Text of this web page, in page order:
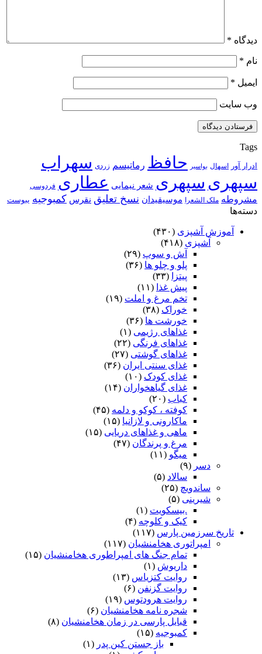
دیدگاه *
نام *
ایمیل *
وب‌ سایت
Tags
ادرار آور اسهال بواسیر حافظ رماتیسم زردی سهراب
سپهری سپهری شعر نیمایی عطاری فردوسی
مشروطه ملک الشعرا موسیقیدان نسخ تعلیق نقرس کمبوجیه یبوست
دسته‌ها
آموزش آشپزی (۴۳۰)
آشپزی (۴۱۸)
آش و سوپ (۲۹)
پلو و چلو ها (۳۶)
پیتزا
(۳۳)
پیش غذا (۱۱)
تخم مرغ و املت (۱۹)
خوراک (۳۸)
خورشت ها (۳۶)
غذاهای رژیمی (۱)
غذاهای فرنگی (۲۲)
غذاهای گوشتی (۲۷)
غذای سنتی ایران (۳۶)
غذای کودک (۱۰)
غذای گیاهخواران (۱۴)
کباب (۲۰)
کوفته ، کوکو و دلمه (۴۵)
ماکارونی و لازانیا (۱۵)
ماهی و غذاهای دریایی (۱۵)
مرغ و پرندگان (۴۷)
میگو (۱۱)
دسر (۹)
سالاد (۵)
ساندویچ (۲۵)
شیرینی (۵)
.بیسکویت (۱)
کیک و کلوچه (۴)
تاریخ سرزمین پارس (۱۱۷)
امپراتوری هخامنشیان (۱۱۷)
تمام جنگ های امپراطوری هخامنشیان (۱۵)
داریوش (۱)
روایت کتزیاس (۱۳)
روایت گزنفن (۶)
روایت هرودتوس (۱۹)
شجره نامه هخامنشیان (۶)
قبایل پارسی در زمان هخامنشیان (۸)
کمبوجیه (۱۵)
باز جستن کین پدر (۱)